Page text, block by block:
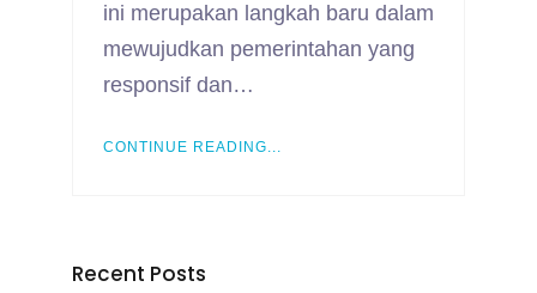
ini merupakan langkah baru dalam
mewujudkan pemerintahan yang
responsif dan…
CONTINUE READING...
Recent Posts